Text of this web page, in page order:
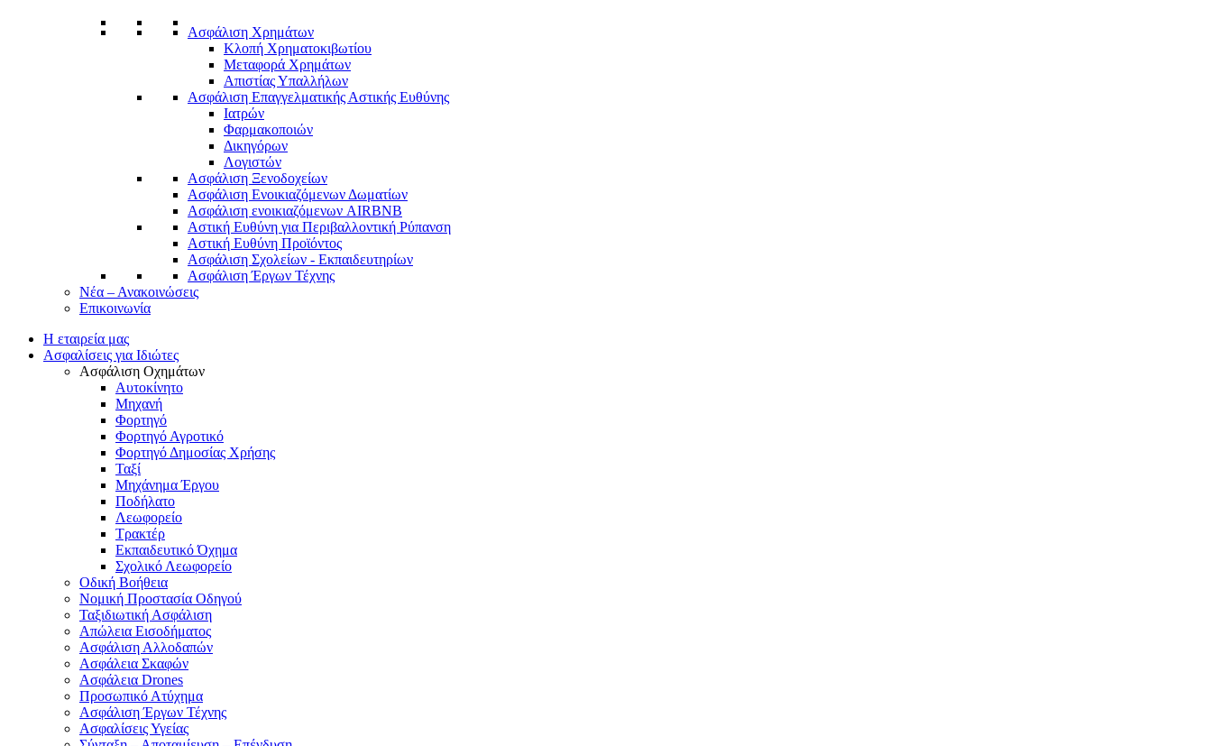
Ασφάλιση Χρημάτων
Κλοπή Χρηματοκιβωτίου
Μεταφορά Χρημάτων
Απιστίας Υπαλλήλων
Ασφάλιση Επαγγελματικής Αστικής Ευθύνης
Ιατρών
Φαρμακοποιών
Δικηγόρων
Λογιστών
Ασφάλιση Ξενοδοχείων
Ασφάλιση Ενοικιαζόμενων Δωματίων
Ασφάλιση ενοικιαζόμενων AIRBNB
Αστική Ευθύνη για Περιβαλλοντική Ρύπανση
Αστική Ευθύνη Προϊόντος
Ασφάλιση Σχολείων - Εκπαιδευτηρίων
Ασφάλιση Έργων Τέχνης
Νέα – Ανακοινώσεις
Επικοινωνία
Η εταιρεία μας
Ασφαλίσεις για Ιδιώτες
Ασφάλιση Οχημάτων
Αυτοκίνητο
Μηχανή
Φορτηγό
Φορτηγό Αγροτικό
Φορτηγό Δημοσίας Χρήσης
Ταξί
Μηχάνημα Έργου
Ποδήλατο
Λεωφορείο
Τρακτέρ
Εκπαιδευτικό Όχημα
Σχολικό Λεωφορείο
Οδική Βοήθεια
Νομική Προστασία Οδηγού
Ταξιδιωτική Ασφάλιση
Απώλεια Εισοδήματος
Ασφάλιση Αλλοδαπών
Ασφάλεια Σκαφών
Ασφάλεια Drones
Προσωπικό Ατύχημα
Ασφάλιση Έργων Τέχνης
Ασφαλίσεις Υγείας